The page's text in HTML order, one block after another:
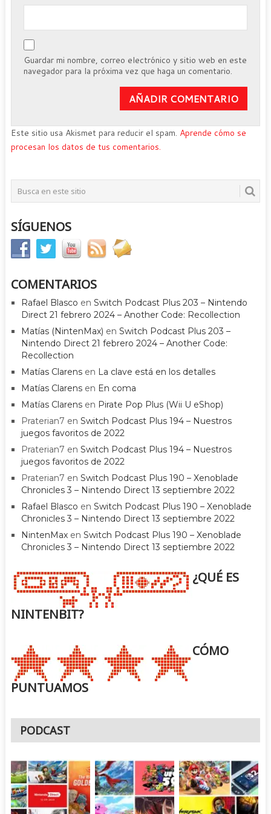
Guardar mi nombre, correo electrónico y sitio web en este
navegador para la próxima vez que haga un comentario.
Este sitio usa Akismet para reducir el spam. Aprende cómo se
procesan los datos de tus comentarios.
SÍGUENOS
COMENTARIOS
Rafael Blasco en Switch Podcast Plus 203 – Nintendo
Direct 21 febrero 2024 – Another Code: Recollection
Matías (NintenMax) en Switch Podcast Plus 203 –
Nintendo Direct 21 febrero 2024 – Another Code:
Recollection
Matías Clarensen La clave está en los detalles
Matías Clarensen En coma
Matías Clarensen Pirate Pop Plus (Wii U eShop)
Praterian7 en Switch Podcast Plus 194 – Nuestros
juegos favoritos de 2022
Praterian7 en Switch Podcast Plus 194 – Nuestros
juegos favoritos de 2022
Praterian7 en Switch Podcast Plus 190 – Xenoblade
Chronicles 3 – Nintendo Direct 13 septiembre 2022
Rafael Blasco en Switch Podcast Plus 190 – Xenoblade
Chronicles 3 – Nintendo Direct 13 septiembre 2022
NintenMaxen Switch Podcast Plus 190 – Xenoblade
Chronicles 3 – Nintendo Direct 13 septiembre 2022
¿QUÉ ES
NINTENBIT?
CÓMO
PUNTUAMOS
PODCAST